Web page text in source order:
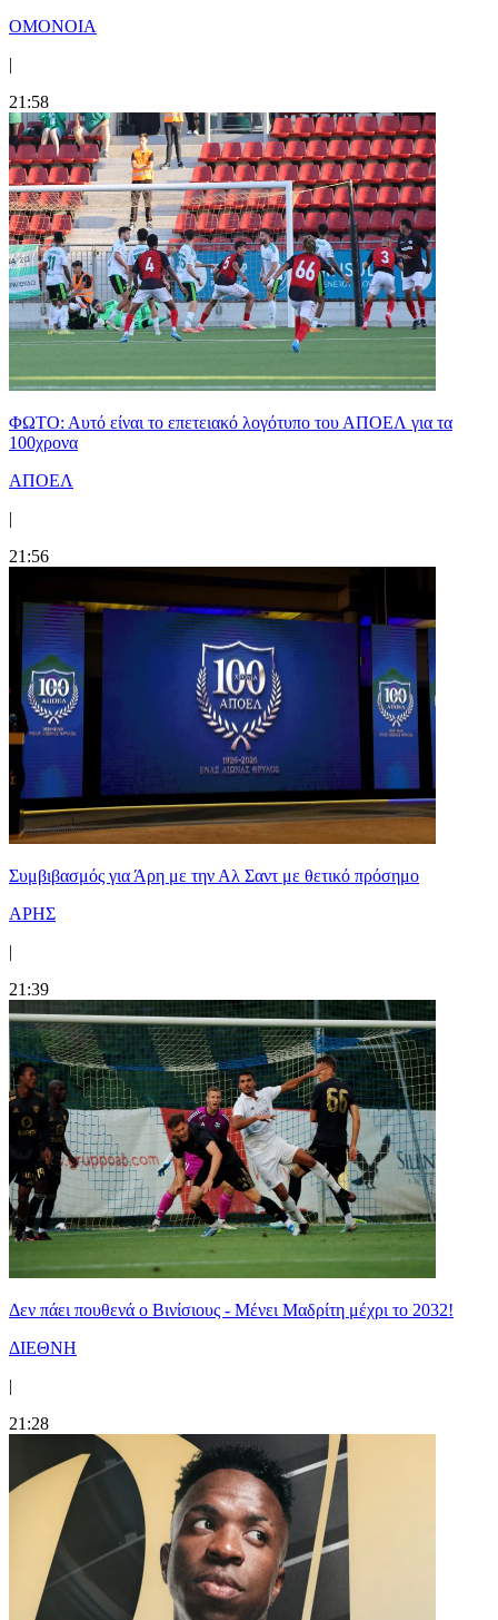
ΟΜΟΝΟΙΑ
|
21:58
ΦΩΤΟ: Αυτό είναι το επετειακό λογότυπο του ΑΠΟΕΛ για τα
100χρονα
ΑΠΟΕΛ
|
21:56
Συμβιβασμός για Άρη με την Αλ Σαντ με θετικό πρόσημο
ΑΡΗΣ
|
21:39
Δεν πάει πουθενά ο Βινίσιους - Μένει Μαδρίτη μέχρι το 2032!
ΔΙΕΘΝΗ
|
21:28